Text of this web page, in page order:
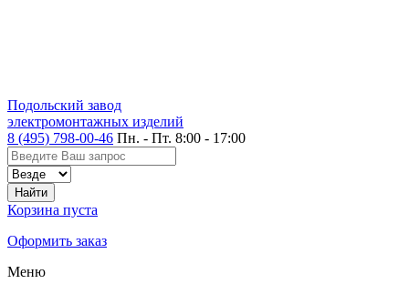
Подольский завод
электромонтажных изделий
8 (495) 798-00-46 Пн. - Пт. 8:00 - 17:00
Корзина пуста
Оформить заказ
Меню